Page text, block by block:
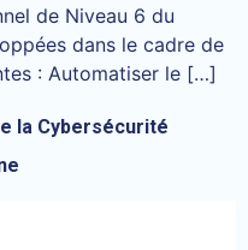
de Niveau 6 du
dans le cadre de
: Automatiser le […]
la Cybersécurité